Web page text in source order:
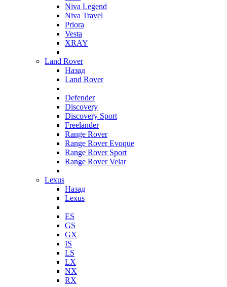
Niva Legend
Niva Travel
Priora
Vesta
XRAY
Land Rover
Назад
Land Rover
Defender
Discovery
Discovery Sport
Freelander
Range Rover
Range Rover Evoque
Range Rover Sport
Range Rover Velar
Lexus
Назад
Lexus
ES
GS
GX
IS
LS
LX
NX
RX